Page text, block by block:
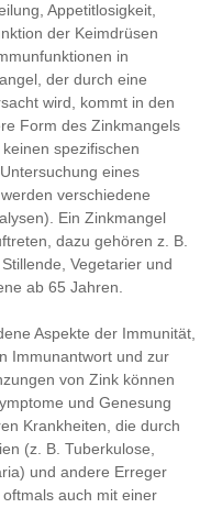
Appetitlosigkeit,
der Keimdrüsen
in
der durch eine
wird, kommt in den
Form des Zinkmangels
spezifischen
eines
verschiedene
Ein Zinkmangel
dazu gehören z. B.
Vegetarier und
ab 65 Jahren.
Aspekte der Immunität,
Immunantwort und zur
von Zink können
und Genesung
Krankheiten, die durch
(z. B. Tuberkulose,
und andere Erreger
auch mit einer